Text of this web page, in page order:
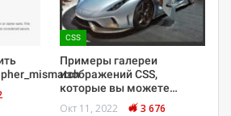
CSS
Примеры галереи
изображений CSS,
которые вы можете…
Окт 11, 2022 3 676